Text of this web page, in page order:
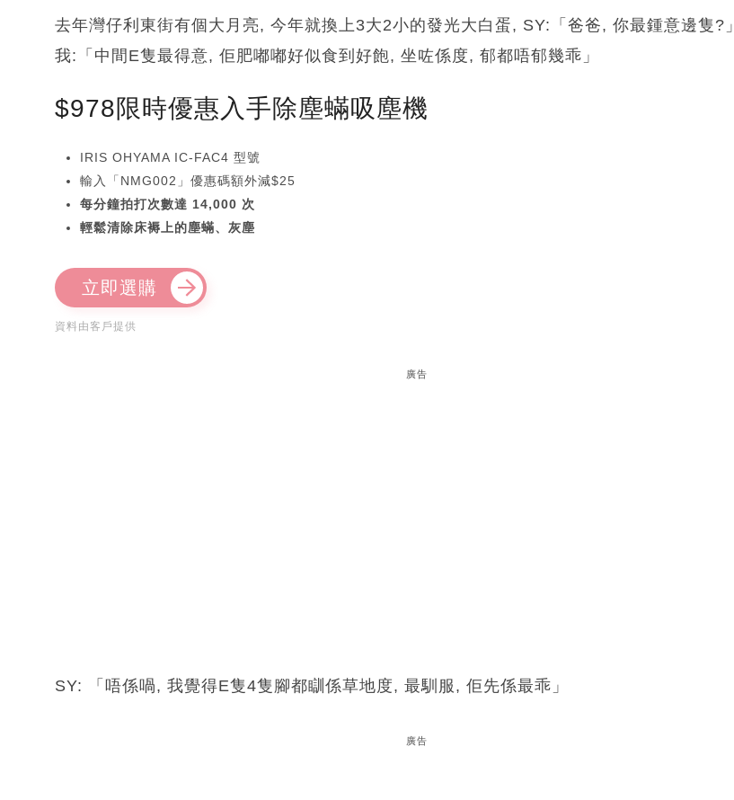
去年灣仔利東街有個大月亮, 今年就換上3大2小的發光大白蛋, SY:「爸爸, 你最鍾意邊隻?」
我:「中間E隻最得意, 佢肥嘟嘟好似食到好飽, 坐咗係度, 郁都唔郁幾乖」
$978限時優惠入手除塵蟎吸塵機
IRIS OHYAMA IC-FAC4 型號
輸入「NMG002」優惠碼額外減$25
每分鐘拍打次數達 14,000 次
輕鬆清除床褥上的塵蟎、灰塵
立即選購
資料由客戶提供
廣告
SY: 「唔係喎, 我覺得E隻4隻腳都瞓係草地度, 最馴服, 佢先係最乖」
廣告